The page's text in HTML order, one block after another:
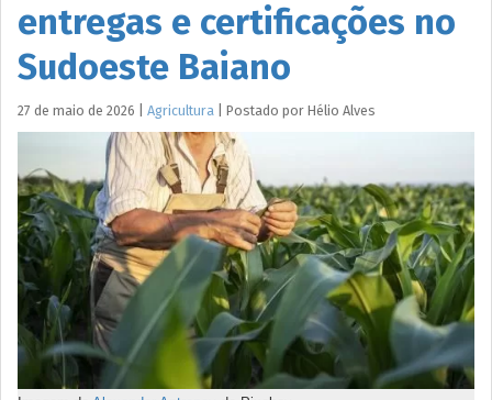
entregas e certificações no
Sudoeste Baiano
27 de maio de 2026 Agricultura Postado por Hélio Alves